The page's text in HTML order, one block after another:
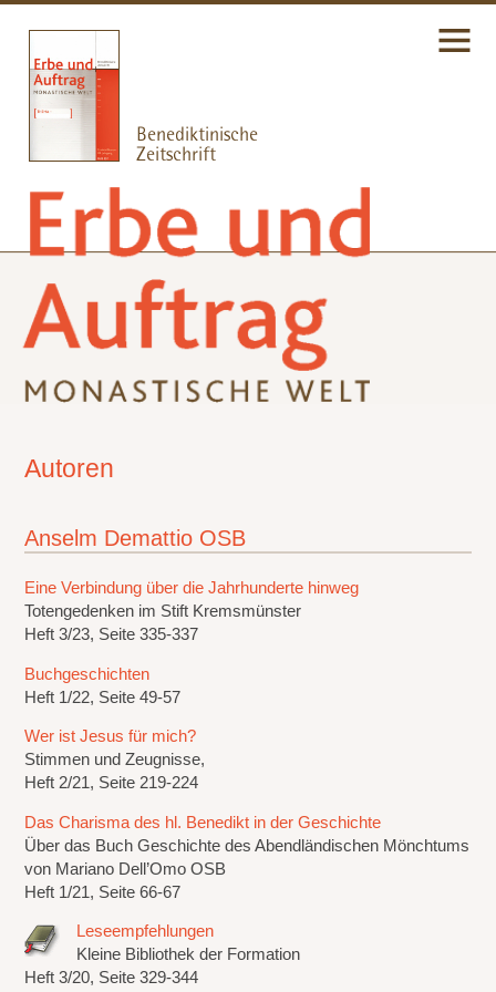
Autoren
Anselm Demattio OSB
Eine Verbindung über die Jahrhunderte hinweg
Totengedenken im Stift Kremsmünster
Heft 3/23, Seite 335-337
Buchgeschichten
Heft 1/22, Seite 49-57
Wer ist Jesus für mich?
Stimmen und Zeugnisse,
Heft 2/21, Seite 219-224
Das Charisma des hl. Benedikt in der Geschichte
Über das Buch Geschichte des Abendländischen Mönchtums
von Mariano Dell’Omo OSB
Heft 1/21, Seite 66-67
Leseempfehlungen
Kleine Bibliothek der Formation
Heft 3/20, Seite 329-344